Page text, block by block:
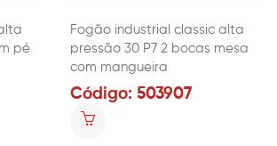
pé
Fogão industrial classic alta
pressão 30 P7 2 bocas mesa
com mangueira
Código: 503907